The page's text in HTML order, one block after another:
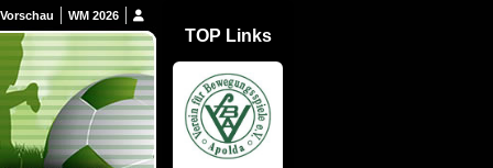
Vorschau WM 2026
TOP Links